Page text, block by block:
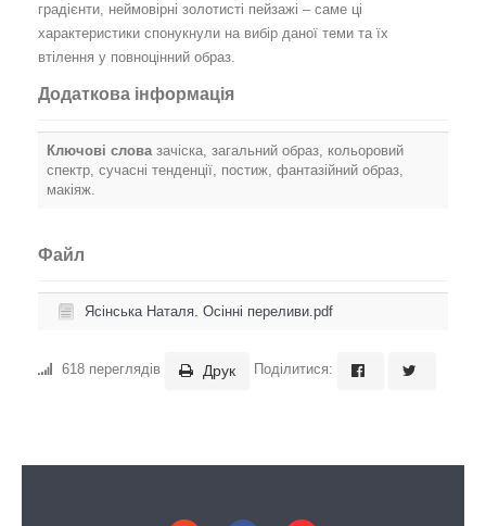
градієнти, неймовірні золотисті пейзажі – саме ці
характеристики спонукнули на вибір даної теми та їх
втілення у повноцінний образ.
Додаткова інформація
Ключові слова зачіска, загальний образ, кольоровий
спектр, сучасні тенденції, постиж, фантазійний образ,
макіяж.
Файл
Ясінська Наталя. Осінні переливи.pdf
618 переглядів Друк Поділитися: